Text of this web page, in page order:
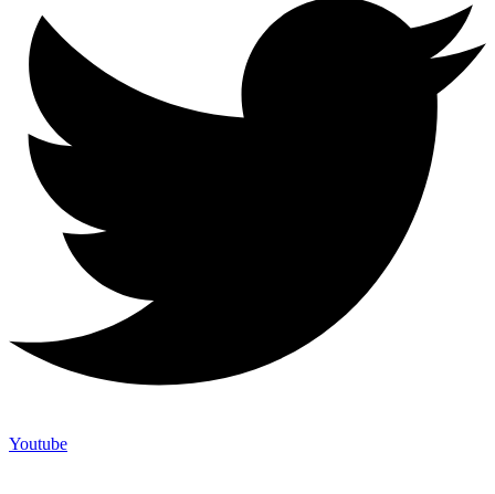
Youtube